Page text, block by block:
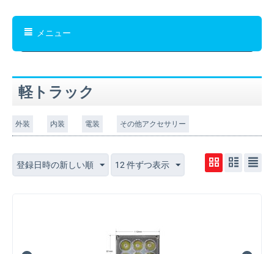
メニュー
軽トラック
外装 内装 電装 その他アクセサリー
登録日時の新しい順 12 件ずつ表示